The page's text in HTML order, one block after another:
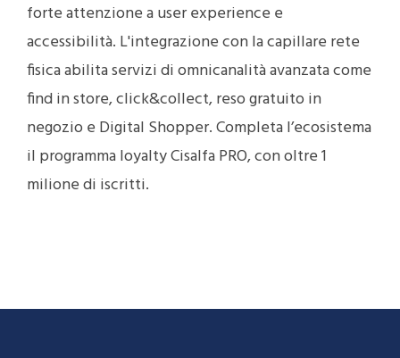
forte attenzione a user experience e
accessibilità. L'integrazione con la capillare rete
fisica abilita servizi di omnicanalità avanzata come
find in store, click&collect, reso gratuito in
negozio e Digital Shopper. Completa l’ecosistema
il programma loyalty Cisalfa PRO, con oltre 1
milione di iscritti.